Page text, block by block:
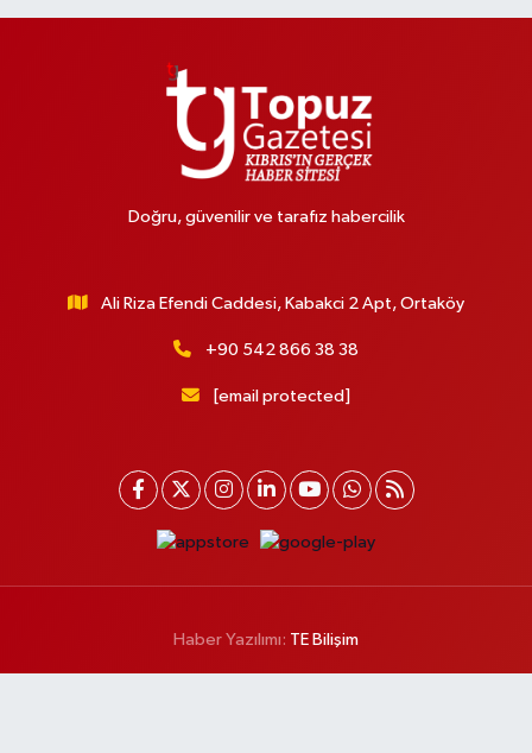
Doğru, güvenilir ve tarafız habercilik
Ali Riza Efendi Caddesi, Kabakci 2 Apt, Ortaköy
+90 542 866 38 38
[email protected]
Haber Yazılımı: TE Bilişim